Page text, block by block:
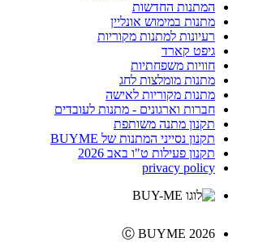
המתנות החדשות
מתנות במימוש אונליין
רעיונות למתנות מקוריות
גיפט קארד
חוויות משפחתיות
מתנות מומלצות לחג
מתנות מקוריות לאישה
חברות וארגונים - מתנות לעובדים
תקנון מתנה משותפת
תקנון נסייני המתנות של BUYME
תקנון פעילות ט"ו באב 2026
privacy policy
Ⓒ BUYME 2026